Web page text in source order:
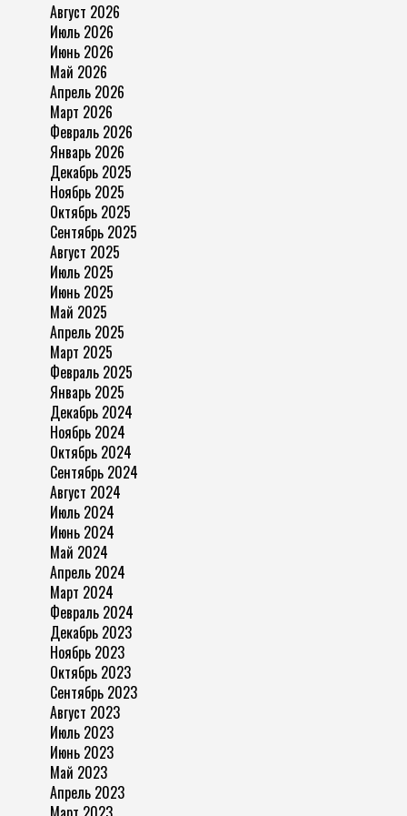
Август 2026
Июль 2026
Июнь 2026
Май 2026
Апрель 2026
Март 2026
Февраль 2026
Январь 2026
Декабрь 2025
Ноябрь 2025
Октябрь 2025
Сентябрь 2025
Август 2025
Июль 2025
Июнь 2025
Май 2025
Апрель 2025
Март 2025
Февраль 2025
Январь 2025
Декабрь 2024
Ноябрь 2024
Октябрь 2024
Сентябрь 2024
Август 2024
Июль 2024
Июнь 2024
Май 2024
Апрель 2024
Март 2024
Февраль 2024
Декабрь 2023
Ноябрь 2023
Октябрь 2023
Сентябрь 2023
Август 2023
Июль 2023
Июнь 2023
Май 2023
Апрель 2023